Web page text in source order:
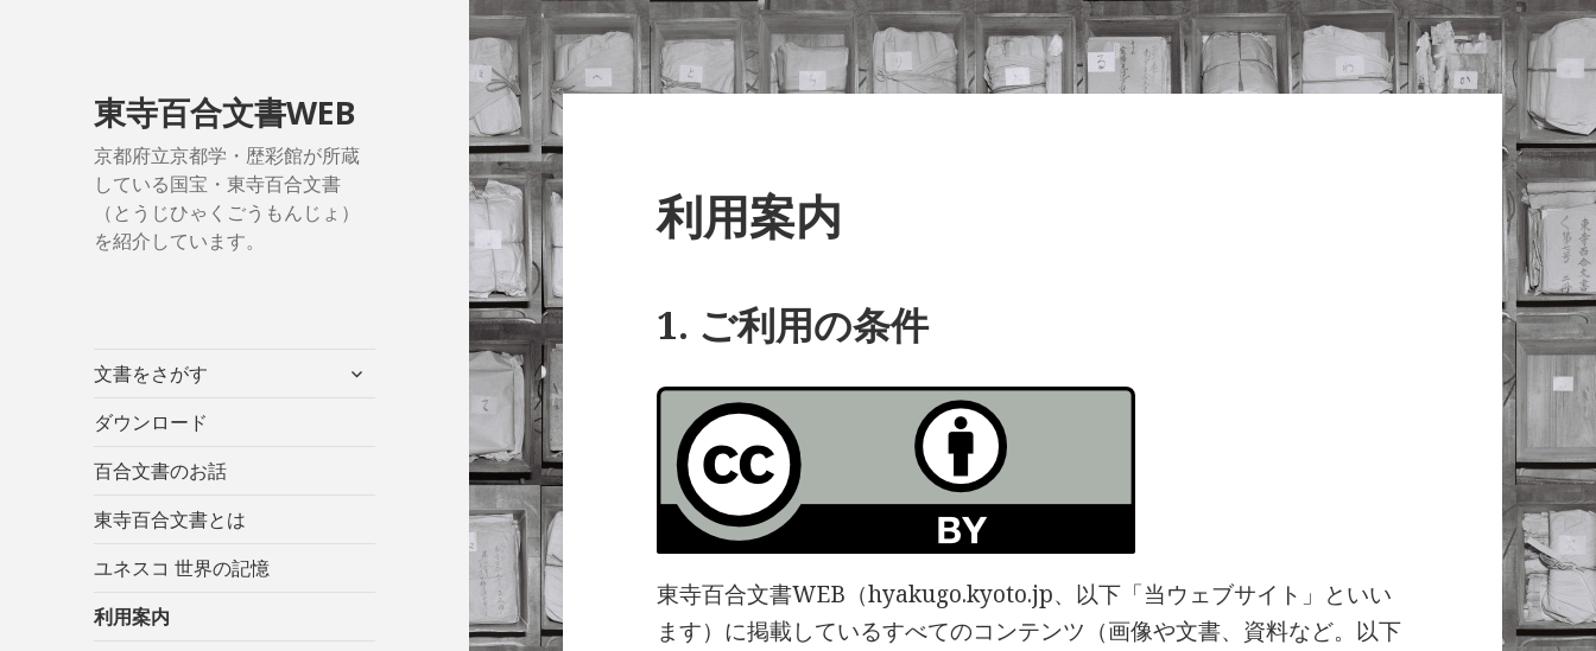
東寺百合文書WEB
京都府立京都学・歴彩館が所蔵
している国宝・東寺百合文書
（とうじひゃくごうもんじょ）
を紹介しています。
文書をさがす
サ
ダウンロード
百合文書のお話
東寺百合文書とは
ユネスコ 世界の記憶
利用案内
利用案内
1. ご利用の条件
東寺百合文書WEB（hyakugo.kyoto.jp、以下「当ウェブサイト」といい
ます）に掲載しているすべてのコンテンツ（画像や文書、資料など。以下